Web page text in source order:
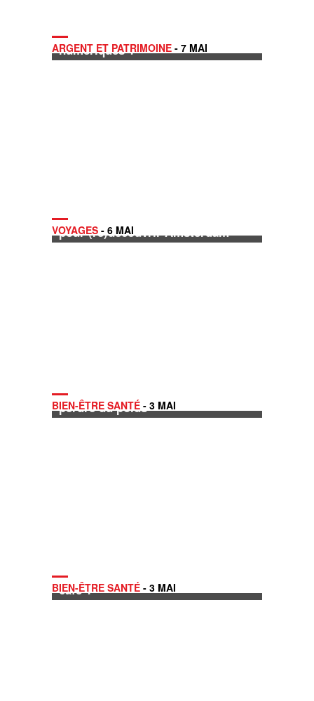
ARGENT ET PATRIMOINE - 7 MAI
Avez-vous nommé vos héritiers
numériques ?
VOYAGES - 6 MAI
2013, une année exceptionnelle
pour (re)découvrir Amsterdam
BIEN-ÊTRE SANTÉ - 3 MAI
Quand votre fourchette vous aide à
perdre du poids
BIEN-ÊTRE SANTÉ - 3 MAI
Le matin, vous êtes plutôt thé ou
café ?